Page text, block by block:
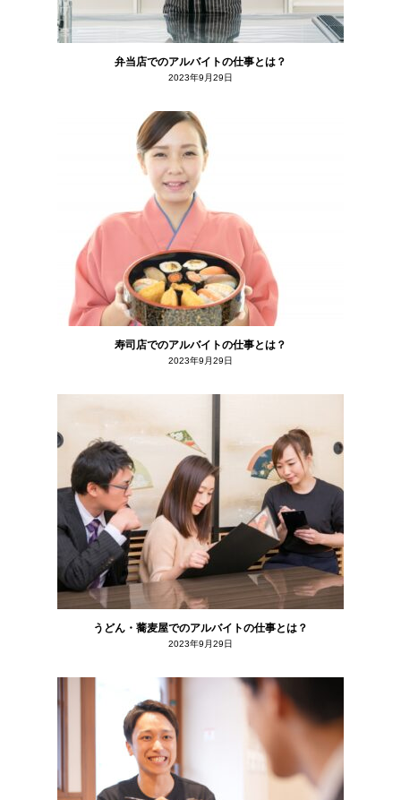
弁当店でのアルバイトの仕事とは？
2023年9月29日
寿司店でのアルバイトの仕事とは？
2023年9月29日
うどん・蕎麦屋でのアルバイトの仕事とは？
2023年9月29日